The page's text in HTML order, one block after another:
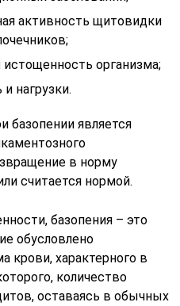
активность щитовидки
организма;
нагрузки.
базопении является
в норму
считается нормой.
базопения – это
обусловлено
крови, характерного в
количество
оставаясь в обычных